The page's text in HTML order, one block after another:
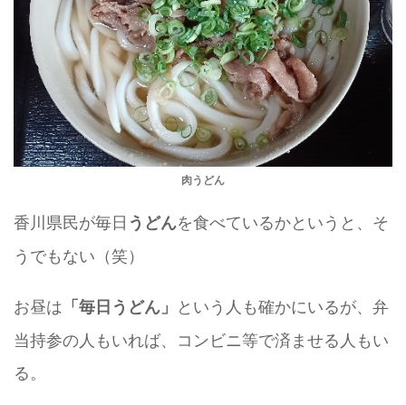
肉うどん
香川県民が毎日 うどんを食べているかというと、そ
うでもない（笑）
お昼は 「毎日うどん」 という人も確かにいるが、弁
当持参の人もいれば、コンビニ等で済ませる人もい
る。